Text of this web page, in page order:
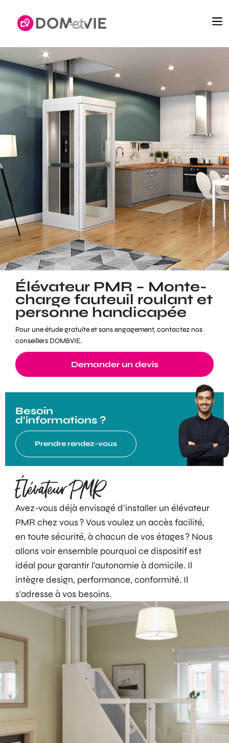
Élévateur PMR
Avez-vous déjà envisagé d’installer un élévateur
PMR chez vous ? Vous voulez un accès facilité,
en toute sécurité, à chacun de vos étages ? Nous
allons voir ensemble pourquoi ce dispositif est
idéal pour garantir l'autonomie à domicile. Il
intègre design, performance, conformité. Il
s'adresse à vos besoins.
Élévateur PMR – Monte-
charge fauteuil roulant et
personne handicapée
Pour une étude gratuite et sans engagement, contactez nos
conseillers DOM&VIE.
Demander un devis
Besoin
d'informations ?
Prendre rendez-vous